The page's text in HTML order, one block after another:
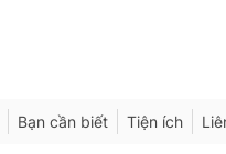
Bạn cần biết Tiện ích